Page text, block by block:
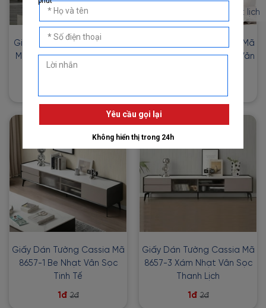
Giấy Dán Tường Nhật Bản
Mã Bb8789 Màu Kem Hoạ
Tiết Cành Hoa
Giấy Dán Tường Cassia Mã
8655-3 Trắng Ngà Hoa Văn
Giấy Dán Tường Cassia Mã
8657-1 Be Nhạt Vân Sọc
Tinh Tế
1đ 2đ
Giấy Dán Tường Cassia Mã
8657-3 Xám Nhạt Vân Sọc
Thanh Lịch
1đ 2đ
Đặt lịch